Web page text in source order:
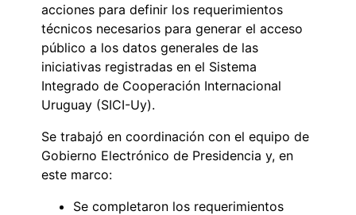
acciones para definir los requerimientos
técnicos necesarios para generar el acceso
público a los datos generales de las
iniciativas registradas en el Sistema
Integrado de Cooperación Internacional
Uruguay (SICI-Uy).
Se trabajó en coordinación con el equipo de
Gobierno Electrónico de Presidencia y, en
este marco:
Se completaron los requerimientos